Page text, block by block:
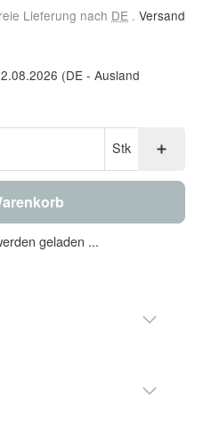
Lieferung nach DE . Versand
(DE - Ausland
Stk
geladen ...